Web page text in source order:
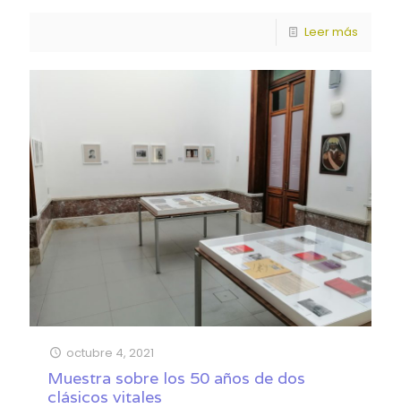
Leer más
octubre 4, 2021
Muestra sobre los 50 años de dos
clásicos vitales